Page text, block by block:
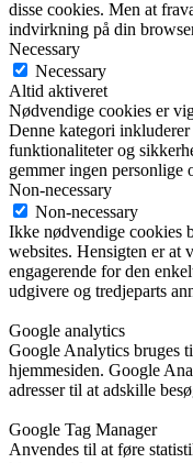
disse cookies. Men at
indvirkning på din
Necessary
Necessary
Altid aktiveret
Nødvendige cookies er
Denne kategori
funktionaliteter og
gemmer ingen personlige
Non-necessary
Non-necessary
Ikke nødvendige cookies
websites. Hensigten er at
engagerende for den
udgivere og tredjeparts
Google analytics
Google Analytics bruges
hjemmesiden. Google
adresser til at adskille
Google Tag Manager
Anvendes til at føre